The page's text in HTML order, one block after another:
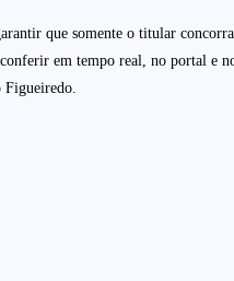
que somente o titular
em tempo real, no portal e
Figueiredo.